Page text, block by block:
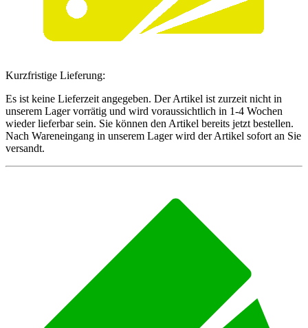
Kurzfristige Lieferung:
Es ist keine Lieferzeit angegeben. Der Artikel ist zurzeit nicht in
unserem Lager vorrätig und wird voraussichtlich in 1-4 Wochen
wieder lieferbar sein. Sie können den Artikel bereits jetzt bestellen.
Nach Wareneingang in unserem Lager wird der Artikel sofort an Sie
versandt.